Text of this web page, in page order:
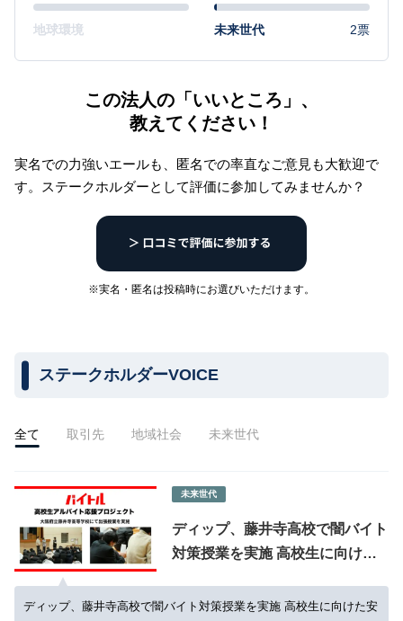
地球環境 未来世代 2票
この法人の「いいところ」、
教えてください！
実名での力強いエールも、匿名での率直なご意見も大歓迎で
す。
ステークホルダーとして評価に参加してみませんか？
※実名・匿名は投稿時にお選びいただけます。
ステークホルダーVOICE
全て 取引先 地域社会 未来世代
未来世代
ディップ、藤井寺高校で闇バイト
対策授業を実施 高校生に向けた
援
ディップ、藤井寺高校で闇バイト対策授業を実施 高校生に向けた安